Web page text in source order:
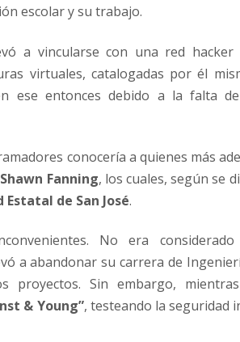
escolar y su trabajo.
a vincularse con una red hacker
virtuales, catalogadas por él
ese entonces debido a la falta
conocería a quienes más
Shawn Fanning, los cuales, según se
de San José.
No era
a abandonar su carrera de
proyectos. Sin embargo,
& Young”, testeando la seguridad